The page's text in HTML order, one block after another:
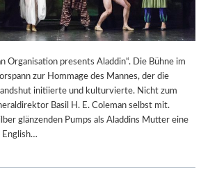
Organisation presents Aladdin“. Die Bühne im
zur Hommage des Mannes, der die
initiierte und kulturvierte. Nicht zum
Basil H. E. Coleman selbst mit.
glänzenden Pumps als Aladdins Mutter eine
English…